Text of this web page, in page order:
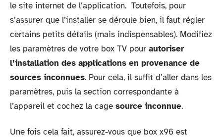
le site internet de l’application. Toutefois, pour
s’assurer que l’installer se déroule bien, il faut régler
certains petits détails (mais indispensables). Modifiez
les paramètres de votre box TV pour autoriser
l’installation des applications en provenance de
sources inconnues. Pour cela, il suffit d’aller dans les
paramètres, puis la section correspondante à
l’appareil et cochez la cage source inconnue.
Une fois cela fait, assurez-vous que box x96 est